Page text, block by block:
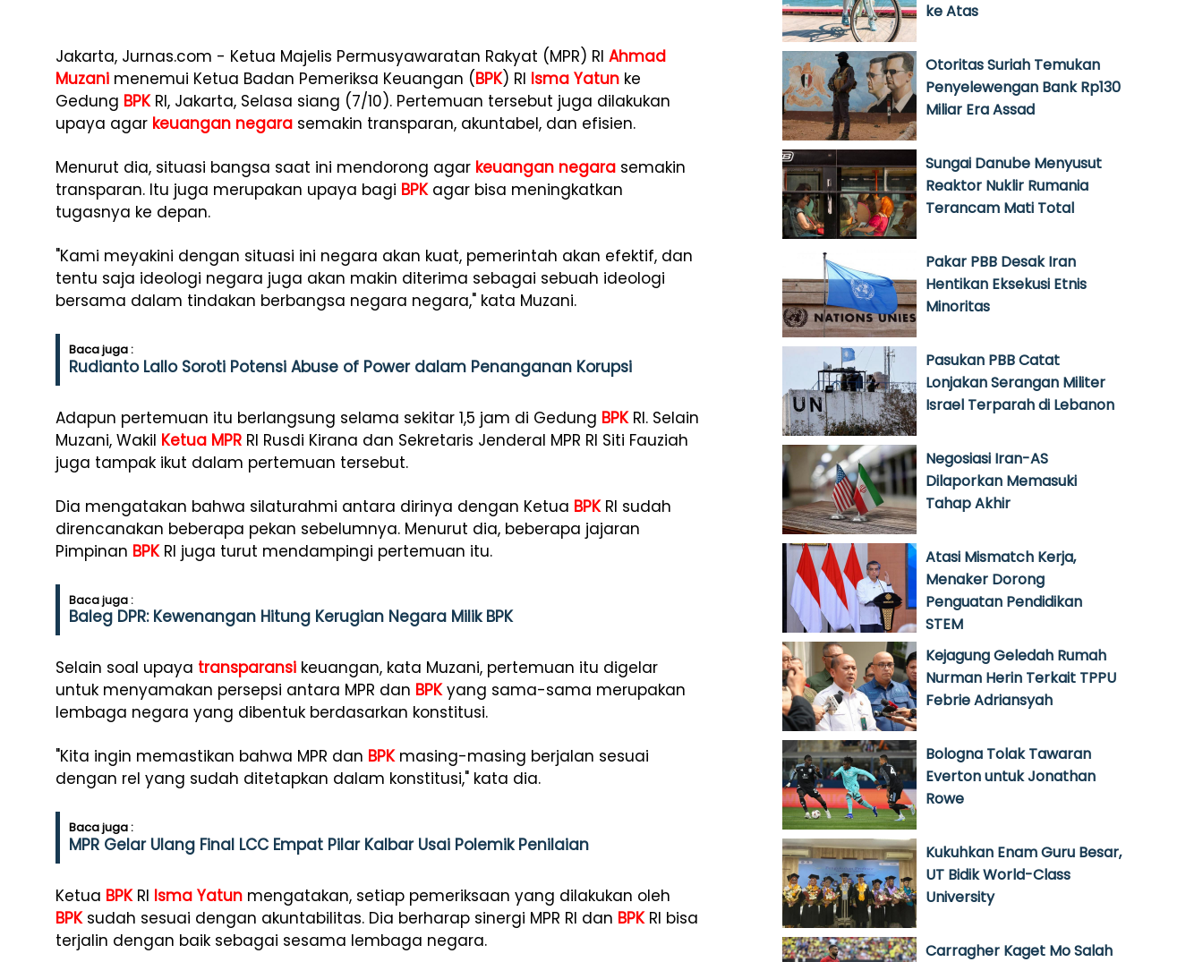
Jakarta, Jurnas.com - Ketua Majelis Permusyawaratan Rakyat (MPR) RI Ahmad
Muzani menemui Ketua Badan Pemeriksa Keuangan (BPK) RI Isma Yatun ke
Gedung BPKRI, Jakarta, Selasa siang (7/10). Pertemuan tersebut juga dilakukan
upaya agar keuangan negara semakin transparan, akuntabel, dan efisien.
Menurut dia, situasi bangsa saat ini mendorong agar keuangan negara semakin
transparan. Itu juga merupakan upaya bagi BPKagar bisa meningkatkan
tugasnya ke depan.
"Kami meyakini dengan situasi ini negara akan kuat, pemerintah akan efektif, dan
tentu saja ideologi negara juga akan makin diterima sebagai sebuah ideologi
bersama dalam tindakan berbangsa negara negara," kata Muzani.
Baca juga :
Rudianto Lallo Soroti Potensi Abuse of Power dalam Penanganan Korupsi
Adapun pertemuan itu berlangsung selama sekitar 1,5 jam di Gedung BPKRI. Selain
Muzani, Wakil Ketua MPR RI Rusdi Kirana dan Sekretaris Jenderal MPR RI Siti Fauziah
juga tampak ikut dalam pertemuan tersebut.
Dia mengatakan bahwa silaturahmi antara dirinya dengan Ketua BPKRI sudah
direncanakan beberapa pekan sebelumnya. Menurut dia, beberapa jajaran
Pimpinan BPKRI juga turut mendampingi pertemuan itu.
Baca juga :
Baleg DPR: Kewenangan Hitung Kerugian Negara Milik BPK
Selain soal upaya transparansi keuangan, kata Muzani, pertemuan itu digelar
untuk menyamakan persepsi antara MPR dan BPKyang sama-sama merupakan
lembaga negara yang dibentuk berdasarkan konstitusi.
"Kita ingin memastikan bahwa MPR dan BPKmasing-masing berjalan sesuai
dengan rel yang sudah ditetapkan dalam konstitusi," kata dia.
Baca juga :
MPR Gelar Ulang Final LCC Empat Pilar Kalbar Usai Polemik Penilaian
Ketua BPKRI Isma Yatun mengatakan, setiap pemeriksaan yang dilakukan oleh
BPKsudah sesuai dengan akuntabilitas. Dia berharap sinergi MPR RI dan BPKRI bisa
terjalin dengan baik sebagai sesama lembaga negara.
ke Atas
Otoritas Suriah Temukan
Penyelewengan Bank Rp130
Miliar Era Assad
Sungai Danube Menyusut
Reaktor Nuklir Rumania
Terancam Mati Total
Pakar PBB Desak Iran
Hentikan Eksekusi Etnis
Minoritas
Pasukan PBB Catat
Lonjakan Serangan Militer
Israel Terparah di Lebanon
Negosiasi Iran-AS
Dilaporkan Memasuki
Tahap Akhir
Atasi Mismatch Kerja,
Menaker Dorong
Penguatan Pendidikan
STEM
Kejagung Geledah Rumah
Nurman Herin Terkait TPPU
Febrie Adriansyah
Bologna Tolak Tawaran
Everton untuk Jonathan
Rowe
Kukuhkan Enam Guru Besar,
UT Bidik World-Class
University
Carragher Kaget Mo Salah